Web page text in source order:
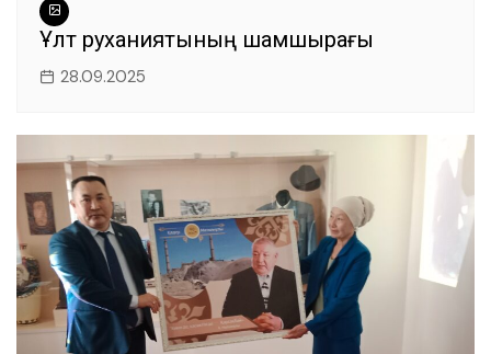
Ұлт руханиятының шамшырағы
28.09.2025